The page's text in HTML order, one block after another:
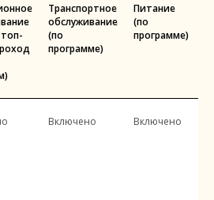
Транспортное
обслуживание
(по
программе)
Питание
(по
программе)
Включено Включено